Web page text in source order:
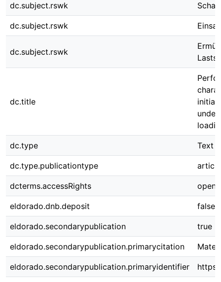
dc.subject.rswk
dc.subject.rswk
dc.subject.rswk
dc.title
initial
dc.type Text
dc.type.publicationtype article
dcterms.accessRights open
eldorado.dnb.deposit false
eldorado.secondarypublication true
eldorado.secondarypublication.primarycitation
eldorado.secondarypublication.primaryidentifier